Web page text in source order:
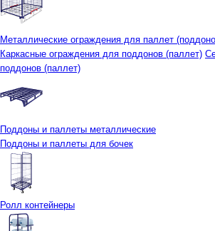
Металлические ограждения для паллет
Каркасные ограждения для поддонов (паллет)
поддонов (паллет)
Поддоны и паллеты металлические
Поддоны и паллеты для бочек
Ролл контейнеры